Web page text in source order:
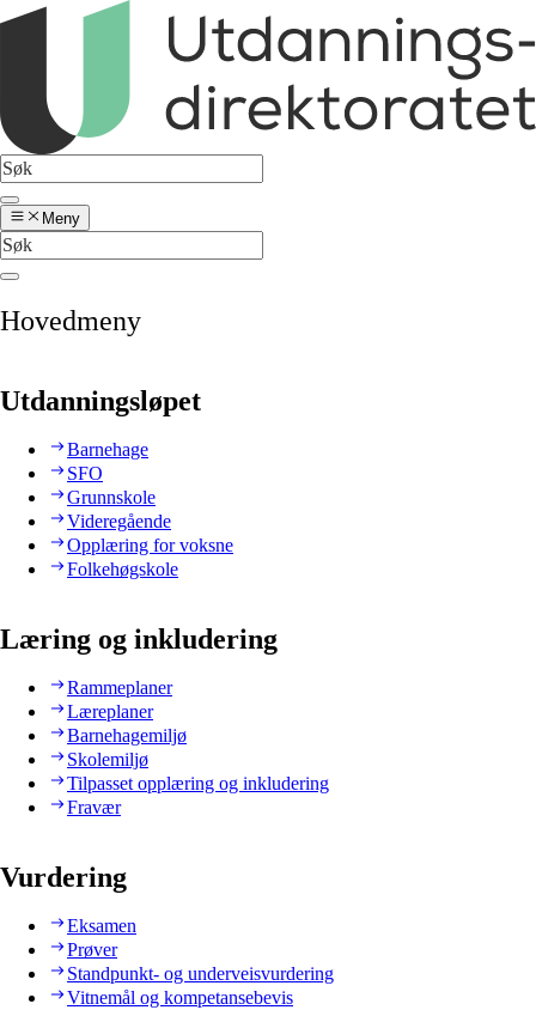
Meny
Hovedmeny
Utdanningsløpet
Barnehage
SFO
Grunnskole
Videregående
Opplæring for voksne
Folkehøgskole
Læring og inkludering
Rammeplaner
Læreplaner
Barnehagemiljø
Skolemiljø
Tilpasset opplæring og inkludering
Fravær
Vurdering
Eksamen
Prøver
Standpunkt- og underveisvurdering
Vitnemål og kompetansebevis